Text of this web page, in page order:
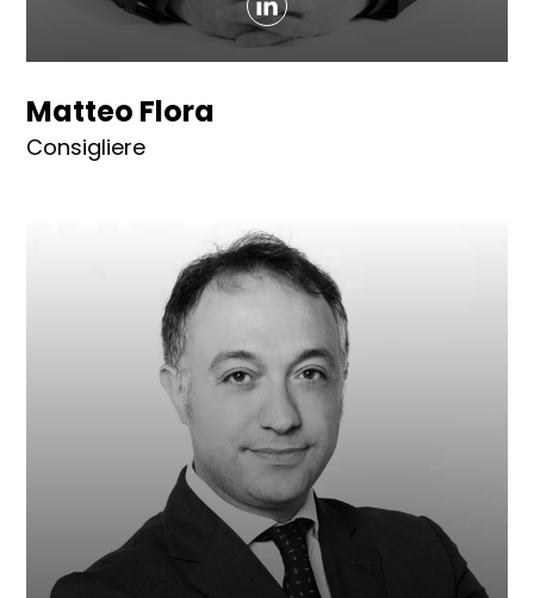
Matteo Flora
Consigliere